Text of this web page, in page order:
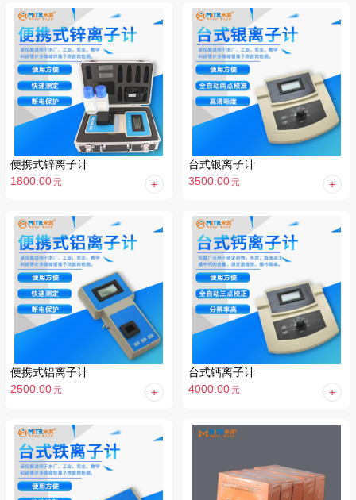
便携式锌离子计
1800.00 元
台式银离子计
3500.00元
便携式铝离子计
2500.00 元
台式钙离子计
4000.00元